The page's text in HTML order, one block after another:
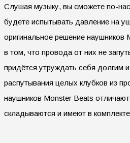
Слушая музыку, вы сможете по-
будете испытывать давление на
оригинальное решение наушников
в том, что провода от них не
придётся утруждать себя долгим
распутывания целых клубков из
наушников Monster Beats
складываются и имеют в